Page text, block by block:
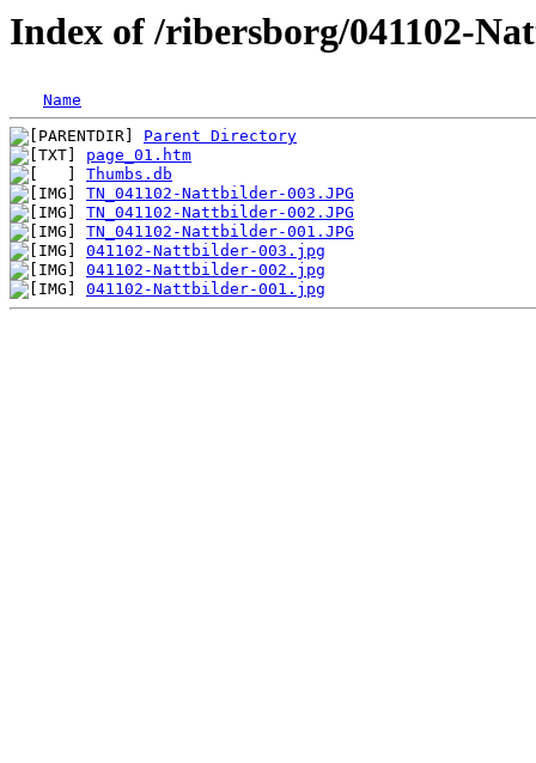
Index of /ribersborg/041102-
Name
Parent Directory
page_01.htm
Thumbs.db
TN_041102-Nattbilder-003.JPG
TN_041102-Nattbilder-002.JPG
TN_041102-Nattbilder-001.JPG
041102-Nattbilder-003.jpg
041102-Nattbilder-002.jpg
041102-Nattbilder-001.jpg